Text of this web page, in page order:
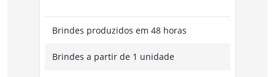
Brindes produzidos em 48 horas
Brindes a partir de 1 unidade